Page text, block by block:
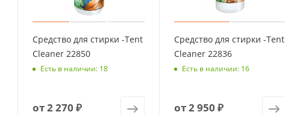
Средство для стирки -Tent
Cleaner 22850
Есть в наличии: 18
от2 270 ₽
Средство для стирки -Tent
Cleaner 22836
Есть в наличии: 16
от2 950 ₽